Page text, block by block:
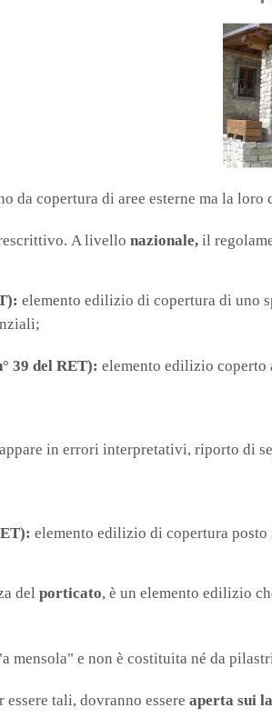
da copertura di aree esterne ma la
A livello nazionale, il
elemento edilizio di copertura di uno
39 del RET): elemento edilizio coperto
in errori interpretativi, riporto di
elemento edilizio di copertura
del porticato, è un elemento edilizio
mensola" e non è costituita né da
tali, dovranno essere aperta sui